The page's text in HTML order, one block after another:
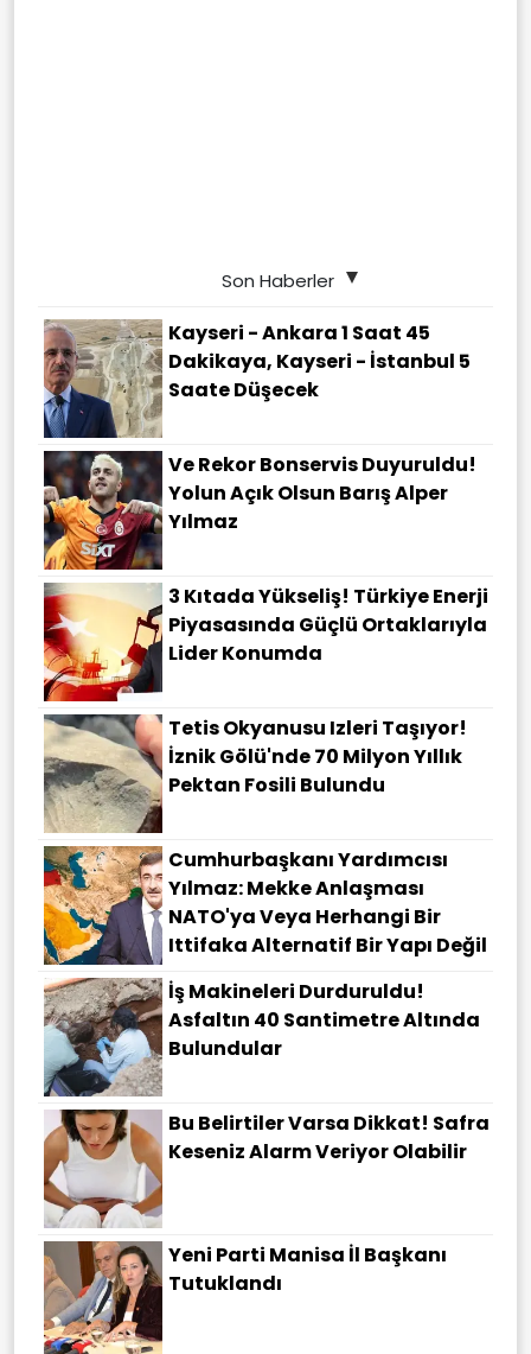
Son Haberler
Kayseri - Ankara 1 Saat 45
Dakikaya, Kayseri - İstanbul 5
Saate Düşecek
Ve Rekor Bonservis Duyuruldu!
Yolun Açık Olsun Barış Alper
Yılmaz
3 Kıtada Yükseliş! Türkiye Enerji
Piyasasında Güçlü Ortaklarıyla
Lider Konumda
Tetis Okyanusu Izleri Taşıyor!
İznik Gölü'nde 70 Milyon Yıllık
Pektan Fosili Bulundu
Cumhurbaşkanı Yardımcısı
Yılmaz: Mekke Anlaşması
NATO'ya Veya Herhangi Bir
Ittifaka Alternatif Bir Yapı Değil
İş Makineleri Durduruldu!
Asfaltın 40 Santimetre Altında
Bulundular
Bu Belirtiler Varsa Dikkat! Safra
Keseniz Alarm Veriyor Olabilir
Yeni Parti Manisa İl Başkanı
Tutuklandı